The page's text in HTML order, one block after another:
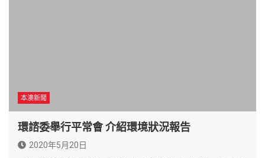
本澳新聞
環諮委舉行平常會 介紹環境狀況報告
2020年5月20日